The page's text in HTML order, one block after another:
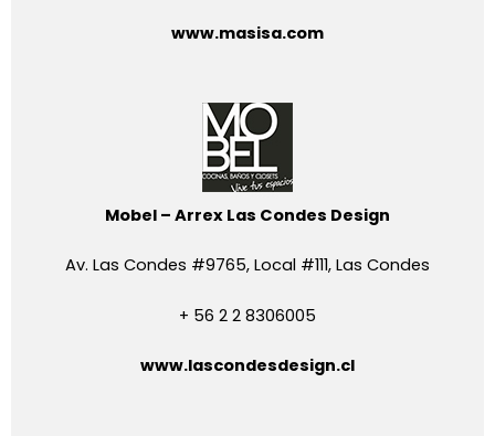
www.masisa.com
Mobel – Arrex Las Condes Design
Av. Las Condes #9765, Local #111, Las Condes
+ 56 2 2 8306005
www.lascondesdesign.cl